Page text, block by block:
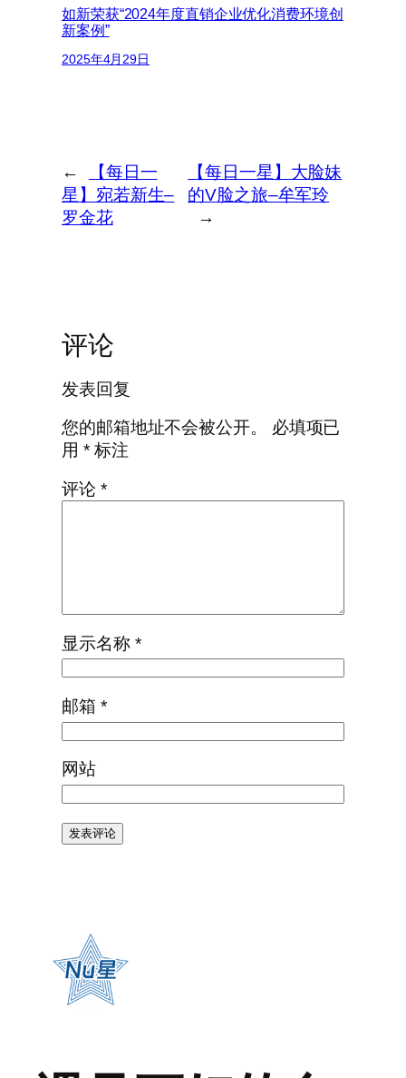
如新荣获“2024年度直销企业优化消费环境创
新案例”
2025年4月29日
←
【每日一
星】宛若新生–
罗金花
【每日一星】大脸妹
的V脸之旅–牟军玲
→
评论
发表回复
您的邮箱地址不会被公开。
必填项已
用 *标注
评论 *
显示名称 *
邮箱 *
网站